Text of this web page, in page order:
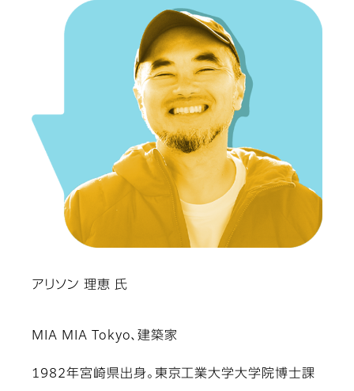
アリソン 理恵 氏
MIA MIA Tokyo、建築家
1982年宮崎県出身。東京工業大学大学院博士課